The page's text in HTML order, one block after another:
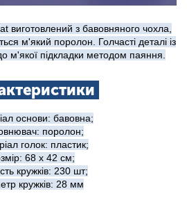
виготовлений з бавовняного чохла,
м'який поролон. Голчасті деталі із
м'якої підкладки методом паяння.
основи: бавовна;
поролон;
голок: пластик;
68 х 42 см;
кружків: 230 шт;
кружків: 28 мм